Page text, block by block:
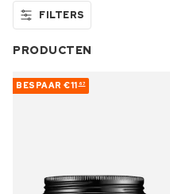
FILTERS
PRODUCTEN
BESPAAR €11 67